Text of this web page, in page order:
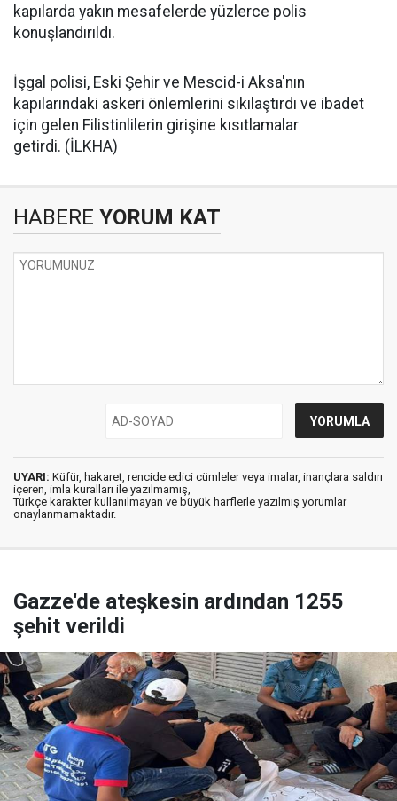
kapılarda yakın mesafelerde yüzlerce polis
konuşlandırıldı.
İşgal polisi, Eski Şehir ve Mescid-i Aksa'nın
kapılarındaki askeri önlemlerini sıkılaştırdı ve ibadet
için gelen Filistinlilerin girişine kısıtlamalar
getirdi. (İLKHA)
HABERE YORUM KAT
UYARI: Küfür, hakaret, rencide edici cümleler veya imalar, inançlara saldırı
içeren, imla kuralları ile yazılmamış,
Türkçe karakter kullanılmayan ve büyük harflerle yazılmış yorumlar
onaylanmamaktadır.
Gazze'de ateşkesin ardından 1255
şehit verildi